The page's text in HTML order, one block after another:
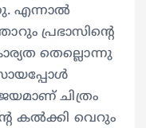
എന്നാല്‍
പ്രഭാസിന്റെ
തെല്ലൊന്നു
ചിത്രം
കല്‍ക്കി വെറും